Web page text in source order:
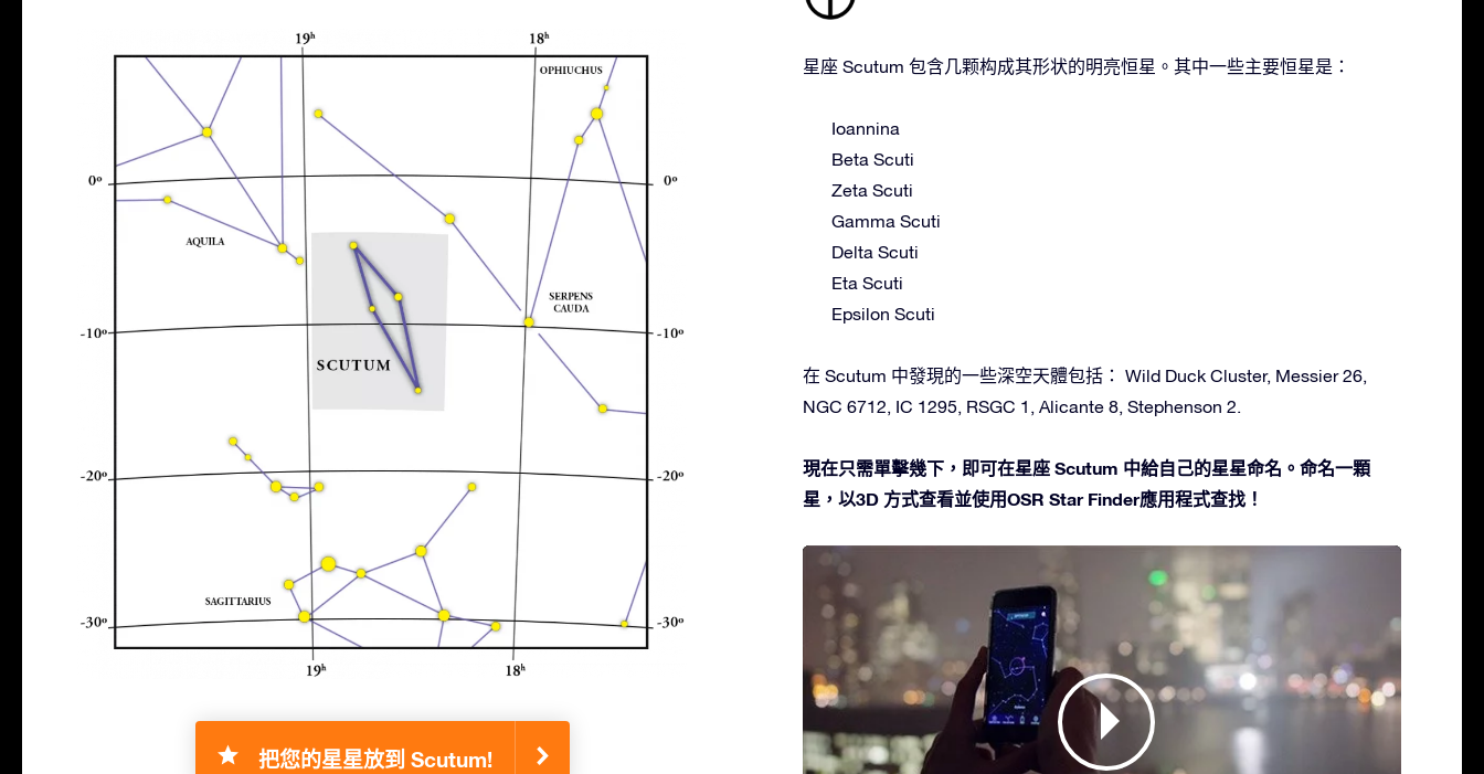
把您的星星放到 Scutum!
星座 Scutum 包含几颗构成其形状的明亮恒星。其中一些主要恒星是：
Ioannina
Beta Scuti
Zeta Scuti
Gamma Scuti
Delta Scuti
Eta Scuti
Epsilon Scuti
在 Scutum 中發現的一些深空天體包括： Wild Duck Cluster, Messier 26,
NGC 6712, IC 1295, RSGC 1, Alicante 8, Stephenson 2.
現在只需單擊幾下，即可在星座 Scutum 中給自己的星星命名。命名一顆
星，以3D 方式查看並使用OSR Star Finder應用程式查找！